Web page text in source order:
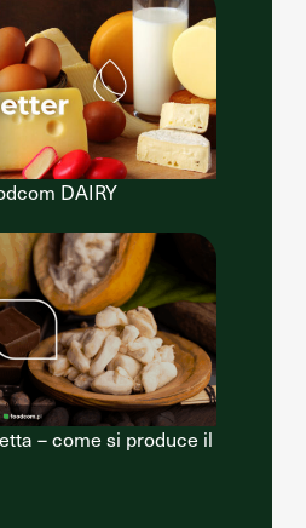
DAIRY
– come si produce il